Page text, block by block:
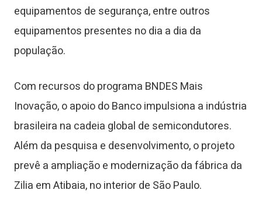
equipamentos de segurança, entre outros
equipamentos presentes no dia a dia da
população.
Com recursos do programa BNDES Mais
Inovação, o apoio do Banco impulsiona a indústria
brasileira na cadeia global de semicondutores.
Além da pesquisa e desenvolvimento, o projeto
prevê a ampliação e modernização da fábrica da
Zilia em Atibaia, no interior de São Paulo.